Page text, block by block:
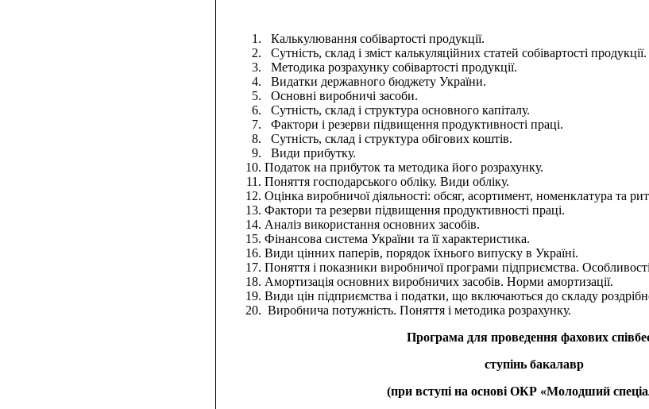
Калькулювання собівартості продукції.
Сутність, склад і зміст калькуляційних статей собівартості продукції.
Методика розрахунку собівартості продукції.
Видатки державного бюджету України.
Основні виробничі засоби.
Сутність, склад і структура основного капіталу.
Фактори і резерви підвищення продуктивності праці.
Сутність, склад і структура обігових коштів.
Види прибутку.
Податок на прибуток та методика його розрахунку.
Поняття господарського обліку. Види обліку.
Оцінка виробничої діяльності: обсяг, асортимент, номенклатура та
Фактори та резерви підвищення продуктивності праці.
Аналіз використання основних засобів.
Фінансова система України та її характеристика.
Види цінних паперів, порядок їхнього випуску в Україні.
Поняття і показники виробничої програми підприємства.
Амортизація основних виробничих засобів. Норми амортизації.
Види цін підприємства і податки, що включаються до складу
Виробнича потужність. Поняття і методика розрахунку.
Програма для проведення фахових
ступінь бакалавр
(при вступі на основі ОКР «Молодший